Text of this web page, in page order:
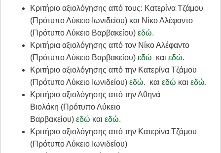
Κριτήριο αξιολόγησης από τους: Κατερίνα Τζάμου
(Πρότυπο Λύκειο Ιωνιδείου) και Νίκο Αλέφαντο
(Πρότυπο Λύκειο Βαρβακείου) εδώ.
Κριτήρια αξιολόγησης από τον Νίκο Αλέφαντο
(Πρότυπο Λύκειο Βαρβακείου) εδώ και εδώ.
Κριτήριο αξιολόγησης από την Κατερίνα Τζάμου
(Πρότυπο Λύκειο Ιωνιδείου) εδώ. και εδώ και εδώ.
Κριτήριο αξιολόγησης από την Αθηνά
Βιολάκη (Πρότυπο Λύκειο
Βαρβακείου) εδώ και εδώ.
Κριτήριο αξιολόγησης από την Κατερίνα Τζάμου
(Πρότυπο Λύκειο Ιωνιδείου)